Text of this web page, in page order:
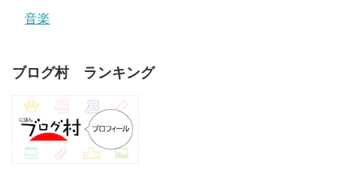
音楽
ブログ村 ランキング